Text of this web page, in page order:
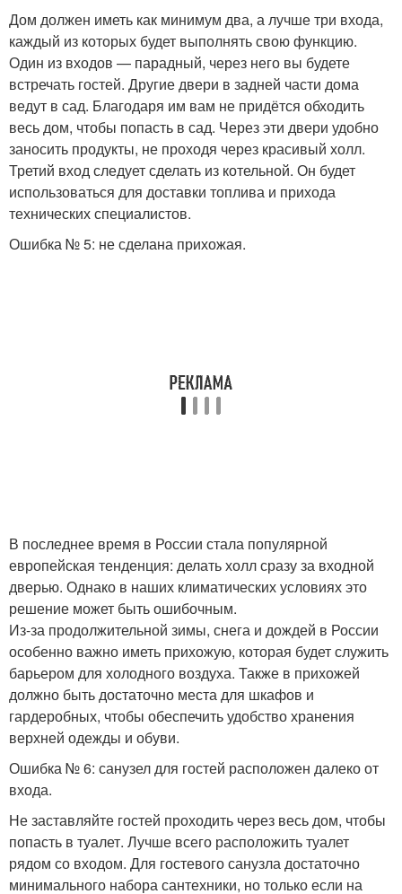
Дом должен иметь как минимум два, а лучше три входа,
каждый из которых будет выполнять свою функцию.
Один из входов — парадный, через него вы будете
встречать гостей. Другие двери в задней части дома
ведут в сад. Благодаря им вам не придётся обходить
весь дом, чтобы попасть в сад. Через эти двери удобно
заносить продукты, не проходя через красивый холл.
Третий вход следует сделать из котельной. Он будет
использоваться для доставки топлива и прихода
технических специалистов.
Ошибка № 5: не сделана прихожая.
В последнее время в России стала популярной
европейская тенденция: делать холл сразу за входной
дверью. Однако в наших климатических условиях это
решение может быть ошибочным.
Из-за продолжительной зимы, снега и дождей в России
особенно важно иметь прихожую, которая будет служить
барьером для холодного воздуха. Также в прихожей
должно быть достаточно места для шкафов и
гардеробных, чтобы обеспечить удобство хранения
верхней одежды и обуви.
Ошибка № 6: санузел для гостей расположен далеко от
входа.
Не заставляйте гостей проходить через весь дом, чтобы
попасть в туалет. Лучше всего расположить туалет
рядом со входом. Для гостевого санузла достаточно
минимального набора сантехники, но только если на